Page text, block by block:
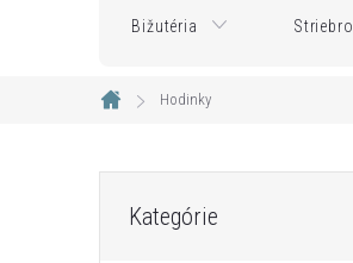
Bižutéria Striebro
Domov
Hodinky
kategórie
Kategórie